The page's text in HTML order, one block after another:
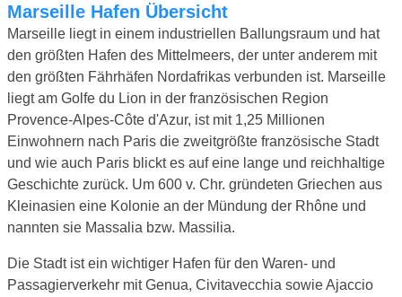
Marseille Hafen Übersicht
Marseille liegt in einem industriellen Ballungsraum und hat
den größten Hafen des Mittelmeers, der unter anderem mit
den größten Fährhäfen Nordafrikas verbunden ist. Marseille
liegt am Golfe du Lion in der französischen Region
Provence-Alpes-Côte d'Azur, ist mit 1,25 Millionen
Einwohnern nach Paris die zweitgrößte französische Stadt
und wie auch Paris blickt es auf eine lange und reichhaltige
Geschichte zurück. Um 600 v. Chr. gründeten Griechen aus
Kleinasien eine Kolonie an der Mündung der Rhône und
nannten sie Massalia bzw. Massilia.
Die Stadt ist ein wichtiger Hafen für den Waren- und
Passagierverkehr mit Genua, Civitavecchia sowie Ajaccio